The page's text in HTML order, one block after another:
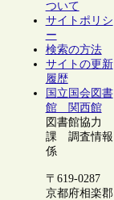
ついて
サイトポリシ
ー
検索の方法
サイトの更新
履歴
国立国会図書
館 関西館
図書館協力
課 調査情報
係
〒619-0287
京都府相楽郡